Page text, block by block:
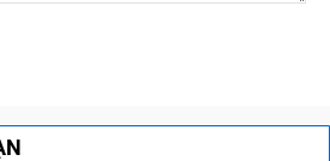
16 có ảnh hưởng đến